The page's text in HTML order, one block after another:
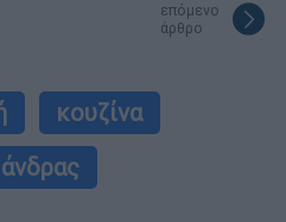
επόμενο
άρθρο
κουζίνα
άνδρας